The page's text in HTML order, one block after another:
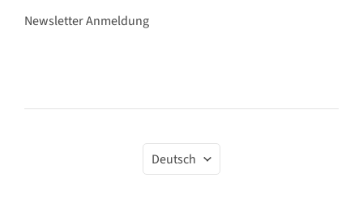
Newsletter Anmeldung
Sprache
Deutsch